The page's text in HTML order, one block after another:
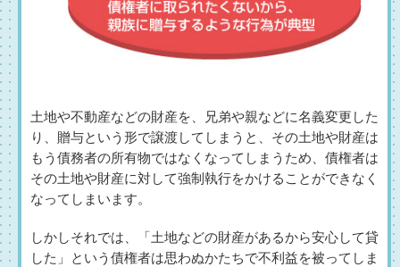
土地や不動産などの財産を、兄弟や親などに名義変更した
り、贈与という形で譲渡してしまうと、その土地や財産は
もう債務者の所有物ではなくなってしまうため、債権者は
その土地や財産に対して強制執行をかけることができなく
なってしまいます。
しかしそれでは、「土地などの財産があるから安心して貸
した」という債権者は思わぬかたちで不利益を被ってしま